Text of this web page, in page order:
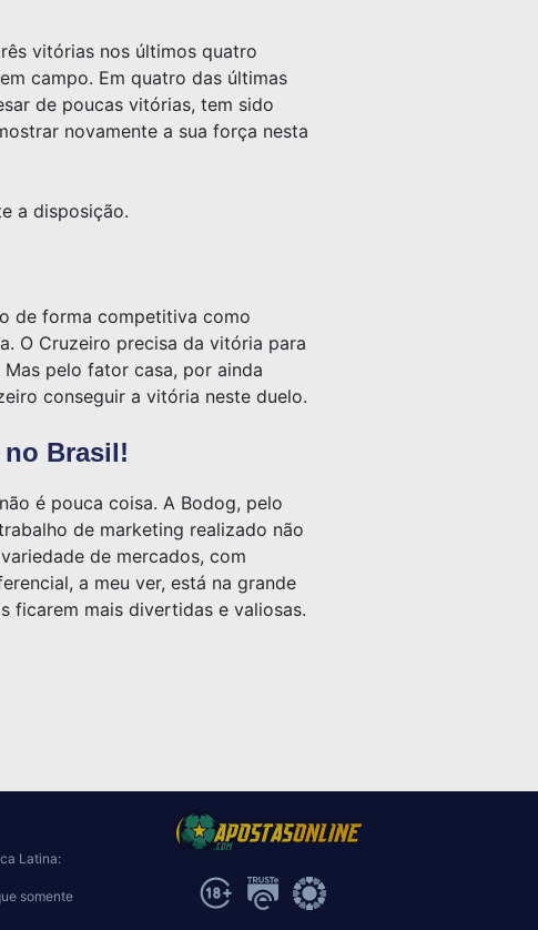
vitórias nos últimos quatro
campo. Em quatro das últimas
de poucas vitórias, tem sido
novamente a sua força nesta
a disposição.
de forma competitiva como
O Cruzeiro precisa da vitória para
pelo fator casa, por ainda
conseguir a vitória neste duelo.
no Brasil!
é pouca coisa. A Bodog, pelo
de marketing realizado não
de mercados, com
a meu ver, está na grande
ficarem mais divertidas e valiosas.
Latina:
somente